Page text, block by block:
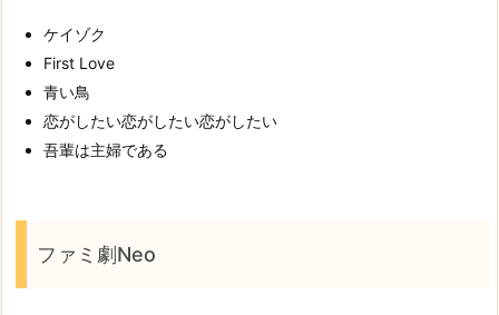
ケイゾク
First Love
青い鳥
恋がしたい恋がしたい恋がしたい
吾輩は主婦である
ファミ劇Neo